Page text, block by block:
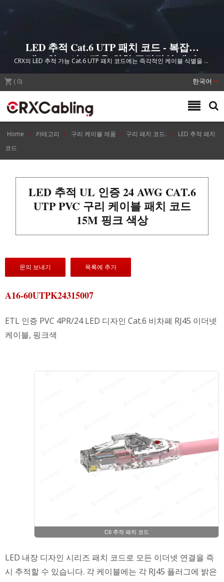
LED 추적 Cat.6 UTP 패치 코드 - 복잡한
네트워크 시스템을 위한 즉각적인 케이
블 식별
CRX의 LED 추적 가능 Cat.6 UTP 패치 코드에는 즉각적인 케이블 식별을 위
한 내장 LED 디자인이 특징으로, 혼잡한 케이블 시스템에서 다운타임을 줄여
줍니다. UL 인증, ETL 검증, 50 마이크론 금도금 RJ45 커넥터 및 ANSI/TIA-
568.2-D 표준을 충족하는 100% 순동 구조로 제작되었습니다.
( 0) 한국어
Home 카테고리 구리 케이블 제품 구리 패치 코드.
LED 추적 패치
코드
LED 추적 UL 인증 24 AWG CAT.6
UTP PVC 구리 케이블 패치 코드
15M 핑크 색상
문의 보내기 목록에 추가
A16-60UTPK24315007
ETL 인증 PVC 4PR/24 LED 디자인 Cat.6 비차폐 RJ45 이더넷
케이블, 핑크색
C6 추적 패치 코드
LED 내장 디자인 시리즈 패치 코드로 모든 이더넷 연결을 즉
시 추적할 수 있습니다. 각 케이블에는 각 RJ45 플러그에 밝은